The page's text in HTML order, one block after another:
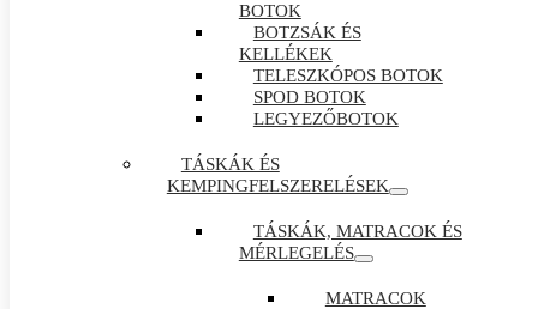
BOTOK
BOTZSÁK ÉS
KELLÉKEK
TELESZKÓPOS BOTOK
SPOD BOTOK
LEGYEZŐBOTOK
TÁSKÁK ÉS
KEMPINGFELSZERELÉSEK
TÁSKÁK, MATRACOK ÉS
MÉRLEGELÉS
MATRACOK